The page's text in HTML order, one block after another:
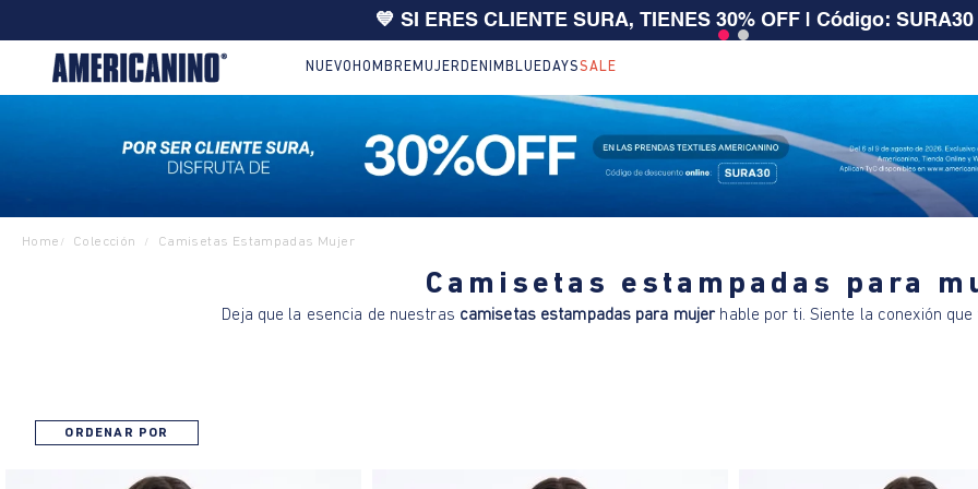
💙 SI ERES CLIENTE SURA, TIENES 30% OFF | Código: SURA30
NUEVO HOMBRE MUJER DENIM BLUEDAYSSALE
Home / Colección / Camisetas Estampadas Mujer
Camisetas estampadas para
Deja que la esencia de nuestras camisetas estampadas para mujerhable por ti. Siente la conexión
ORDENAR POR